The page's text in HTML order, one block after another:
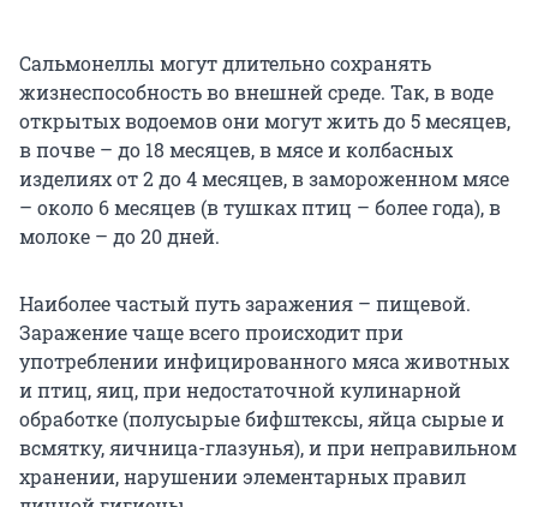
Сальмонеллы могут длительно сохранять
жизнеспособность во внешней среде. Так, в воде
открытых водоемов они могут жить до 5 месяцев,
в почве – до 18 месяцев, в мясе и колбасных
изделиях от 2 до 4 месяцев, в замороженном мясе
– около 6 месяцев (в тушках птиц – более года), в
молоке – до 20 дней.
Наиболее частый путь заражения – пищевой.
Заражение чаще всего происходит при
употреблении инфицированного мяса животных
и птиц, яиц, при недостаточной кулинарной
обработке (полусырые бифштексы, яйца сырые и
всмятку, яичница-глазунья), и при неправильном
хранении, нарушении элементарных правил